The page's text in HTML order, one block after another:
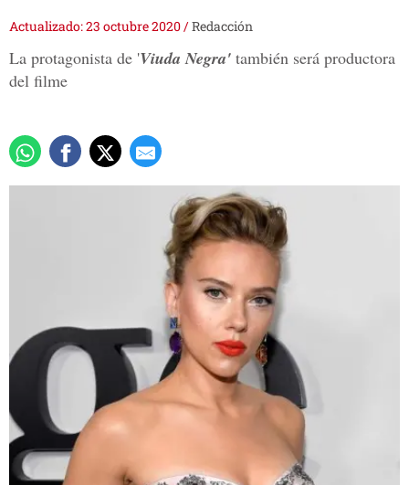
Actualizado: 23 octubre 2020/Redacción
La protagonista de 'Viuda Negra' también será productora
del filme